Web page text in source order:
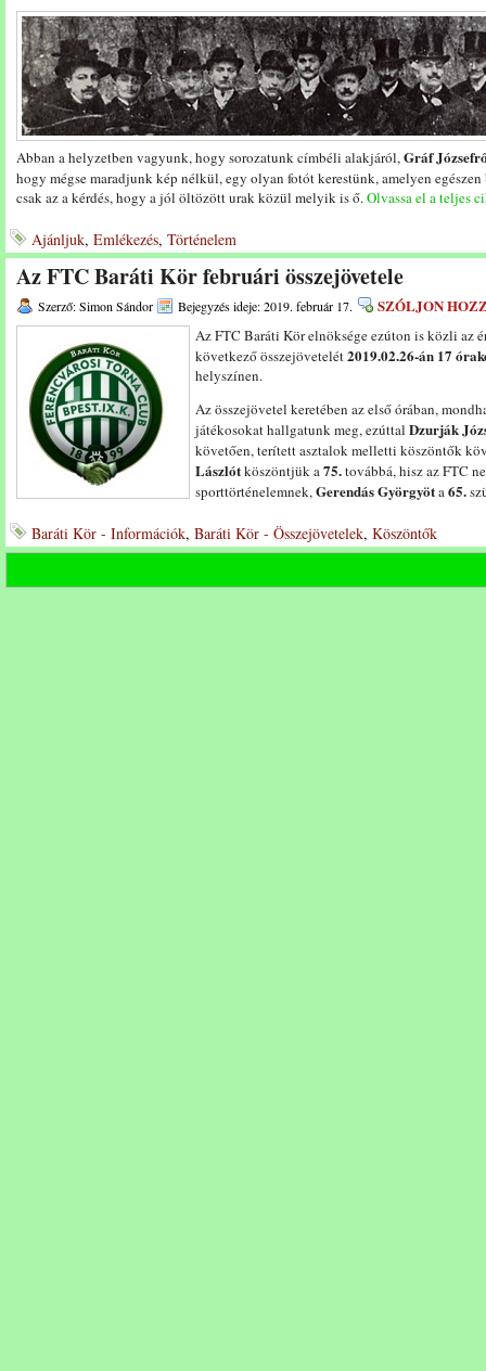
Abban a helyzetben vagyunk, hogy sorozatunk címbéli alakjáról,Gráf
hogy mégse maradjunk kép nélkül, egy olyan fotót kerestünk, amelyen
csak az a kérdés, hogy a jól öltözött urak közül melyik is ő.Olvassa el a teljes
Ajánljuk, Emlékezés, Történelem
Az FTC Baráti Kör februári összejövetele
Szerző: Simon Sándor Bejegyzés ideje: 2019. február 17. SZÓLJON
Az FTC Baráti Kör elnöksége ezúton is közli az
következő összejövetelét2019.02.26-án 17
helyszínen.
Az összejövetel keretében az első órában,
játékosokat hallgatunk meg, ezúttal Dzurják
követően, terített asztalok melletti köszöntők
Lászlótköszöntjük a75.továbbá, hisz az FTC
sporttörténelemnek,Gerendás Györgyöta65.
Baráti Kör - Információk, Baráti Kör - Összejövetelek, Köszöntők